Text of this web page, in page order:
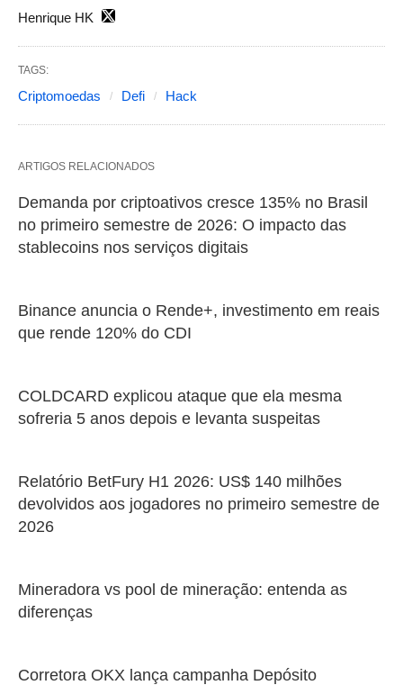
Henrique HK
TAGS:
Criptomoedas Defi Hack
ARTIGOS RELACIONADOS
Demanda por criptoativos cresce 135% no Brasil
no primeiro semestre de 2026: O impacto das
stablecoins nos serviços digitais
Binance anuncia o Rende+, investimento em reais
que rende 120% do CDI
COLDCARD explicou ataque que ela mesma
sofreria 5 anos depois e levanta suspeitas
Relatório BetFury H1 2026: US$ 140 milhões
devolvidos aos jogadores no primeiro semestre de
2026
Mineradora vs pool de mineração: entenda as
diferenças
Corretora OKX lança campanha Depósito